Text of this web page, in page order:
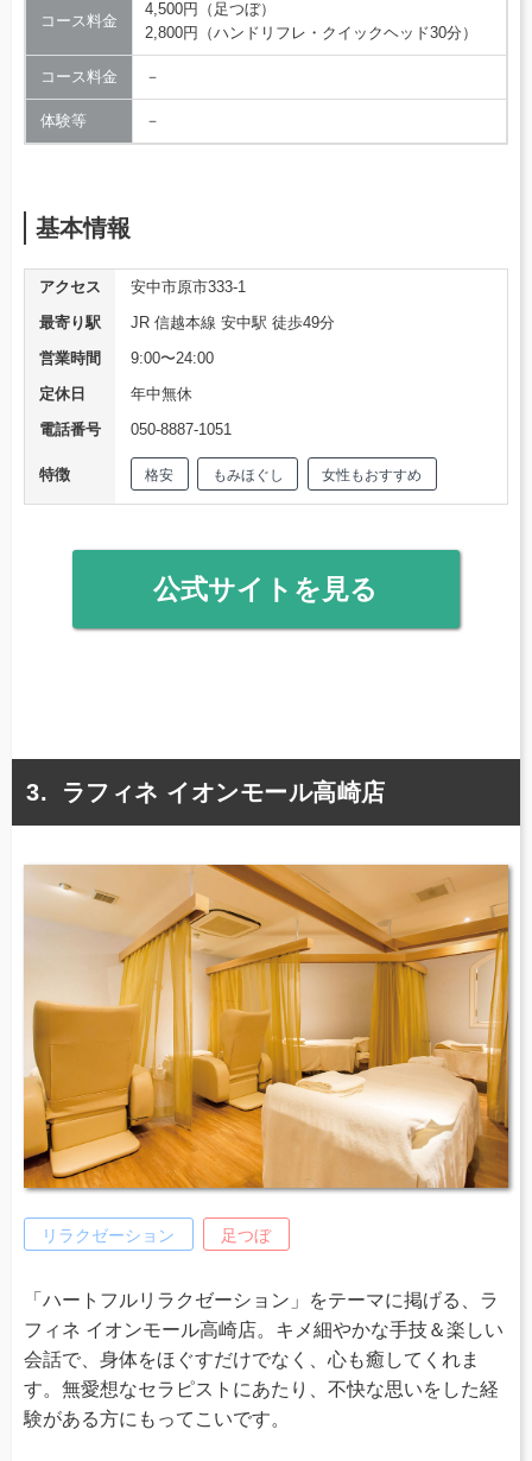
コース料金
4,500円（足つぼ）
2,800円（ハンドリフレ・クイックヘッド30分）
コース料金 －
体験等 －
基本情報
アクセス
安中市原市333-1
最寄り駅
JR 信越本線 安中駅 徒歩49分
営業時間
9:00〜24:00
定休日
年中無休
電話番号
050-8887-1051
特徴 格安 もみほぐし 女性もおすすめ
公式サイトを見る
ラフィネ イオンモール高崎店
リラクゼーション 足つぼ
「ハートフルリラクゼーション」をテーマに掲げる、ラ
フィネ イオンモール高崎店。キメ細やかな手技＆楽しい
会話で、身体をほぐすだけでなく、心も癒してくれま
す。無愛想なセラピストにあたり、不快な思いをした経
験がある方にもってこいです。